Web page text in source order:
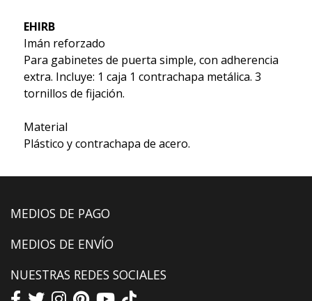
EHIRB
Imán reforzado
Para gabinetes de puerta simple, con adherencia
extra. Incluye: 1 caja 1 contrachapa metálica. 3
tornillos de fijación.
Material
Plástico y contrachapa de acero.
MEDIOS DE PAGO
MEDIOS DE ENVÍO
NUESTRAS REDES SOCIALES